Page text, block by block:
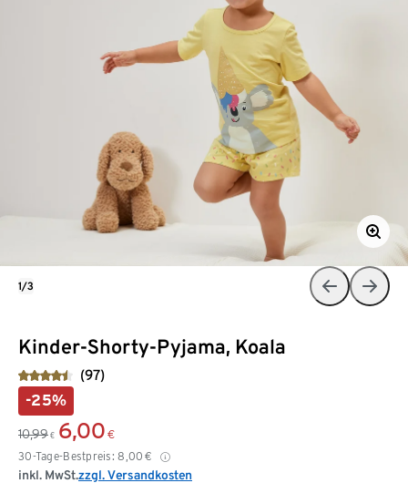
Kinder-Shorty-Pyjama, Koala
(97)
-25%
10,99 € 6,00 €
30-Tage-Bestpreis: 8,00 €
inkl. MwSt.zzgl. Versandkosten
1/3